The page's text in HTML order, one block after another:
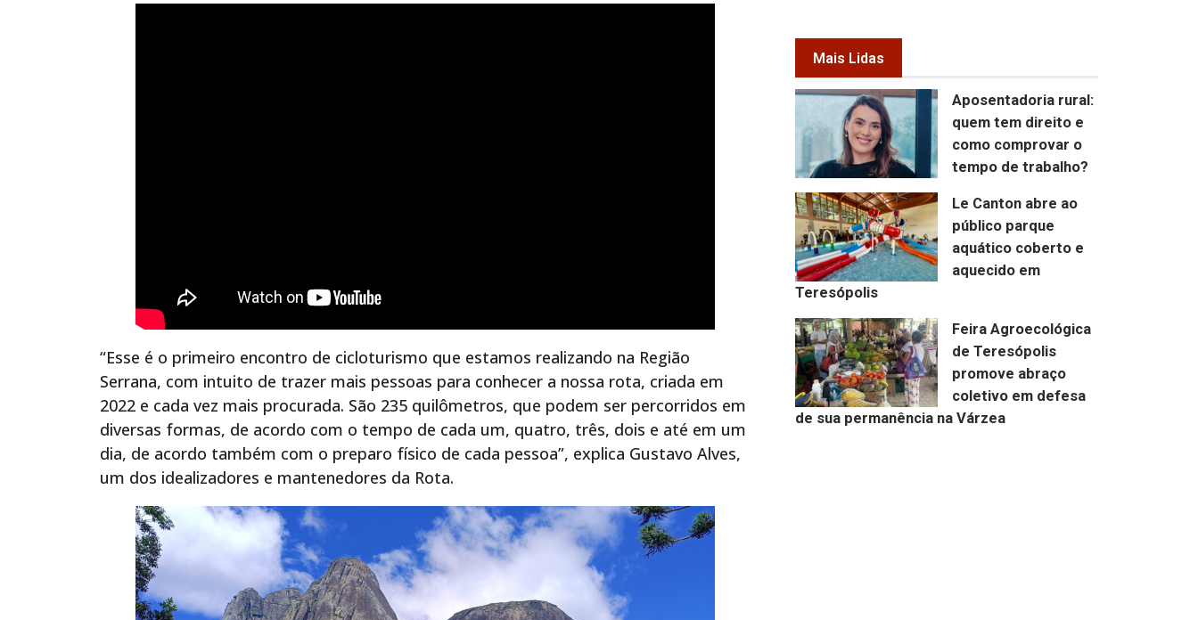
“Esse é o primeiro encontro de cicloturismo que estamos realizando na Região
Serrana, com intuito de trazer mais pessoas para conhecer a nossa rota, criada em
2022 e cada vez mais procurada. São 235 quilômetros, que podem ser percorridos em
diversas formas, de acordo com o tempo de cada um, quatro, três, dois e até em um
dia, de acordo também com o preparo físico de cada pessoa”, explica Gustavo Alves,
um dos idealizadores e mantenedores da Rota.
Mais Lidas
Aposentadoria rural:
quem tem direito e
como comprovar o
tempo de trabalho?
Le Canton abre ao
público parque
aquático coberto e
aquecido em
Teresópolis
Feira Agroecológica
de Teresópolis
promove abraço
coletivo em defesa
de sua permanência na Várzea